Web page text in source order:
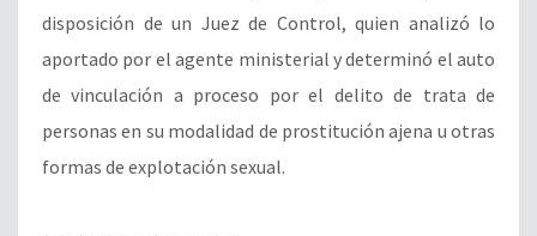
disposición de un Juez de Control, quien analizó lo
aportado por el agente ministerial y determinó el auto
de vinculación a proceso por el delito de trata de
personas en su modalidad de prostitución ajena u otras
formas de explotación sexual.